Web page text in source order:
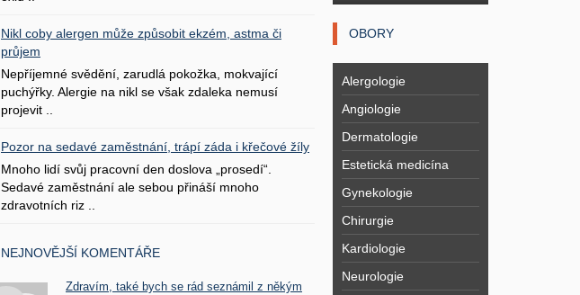
Nikl coby alergen může způsobit ekzém, astma či
průjem
Nepříjemné svědění, zarudlá pokožka, mokvající
puchýřky. Alergie na nikl se však zdaleka nemusí
projevit ..
Pozor na sedavé zaměstnání, trápí záda i křečové žíly
Mnoho lidí svůj pracovní den doslova „prosedí“.
Sedavé zaměstnání ale sebou přináší mnoho
zdravotních riz ..
NEJNOVĚJŠÍ KOMENTÁŘE
Zdravím, také bych se rád seznámil z někým
OBORY
Alergologie
Angiologie
Dermatologie
Estetická medicína
Gynekologie
Chirurgie
Kardiologie
Neurologie